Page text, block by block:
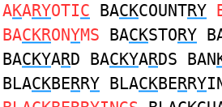
AKARYOTIC BACKCOUNTRY
BACKRONYMS BACKSTORY
BACKYARD BACKYARDS BAN
BLACKBERRY BLACKBERRY